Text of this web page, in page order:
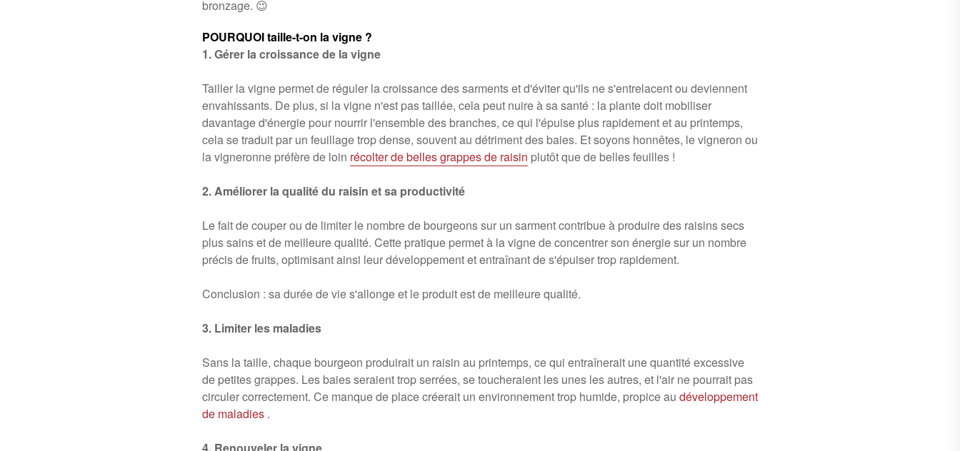
bronzage. 😉
POURQUOI taille-t-on la vigne ?
1. Gérer la croissance de la vigne
Tailler la vigne permet de réguler la croissance des sarments et d'éviter qu'ils ne s'entrelacent ou deviennent
envahissants. De plus, si la vigne n'est pas taillée, cela peut nuire à sa santé : la plante doit mobiliser
davantage d'énergie pour nourrir l'ensemble des branches, ce qui l'épuise plus rapidement et au printemps,
cela se traduit par un feuillage trop dense, souvent au détriment des baies. Et soyons honnêtes, le vigneron ou
la vigneronne préfère de loin récolter de belles grappes de raisin plutôt que de belles feuilles !
2. Améliorer la qualité du raisin et sa productivité
Le fait de couper ou de limiter le nombre de bourgeons sur un sarment contribue à produire des raisins secs
plus sains et de meilleure qualité. Cette pratique permet à la vigne de concentrer son énergie sur un nombre
précis de fruits, optimisant ainsi leur développement et entraînant de s'épuiser trop rapidement.
Conclusion : sa durée de vie s'allonge et le produit est de meilleure qualité.
3. Limiter les maladies
Sans la taille, chaque bourgeon produirait un raisin au printemps, ce qui entraînerait une quantité excessive
de petites grappes. Les baies seraient trop serrées, se toucheraient les unes les autres, et l'air ne pourrait pas
circuler correctement. Ce manque de place créerait un environnement trop humide, propice au développement
de maladies.